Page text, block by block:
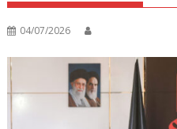
04/07/2026